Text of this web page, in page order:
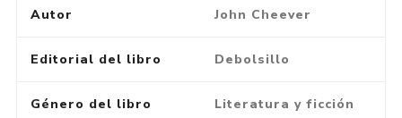
Autor John Cheever
Editorial del libro Debolsillo
Género del libro Literatura y ficción